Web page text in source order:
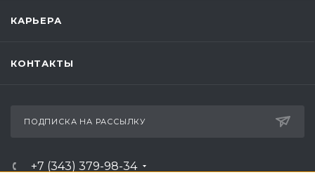
КАРЬЕРА
КОНТАКТЫ
ПОДПИСКА НА РАССЫЛКУ
+7 (343) 379-98-34